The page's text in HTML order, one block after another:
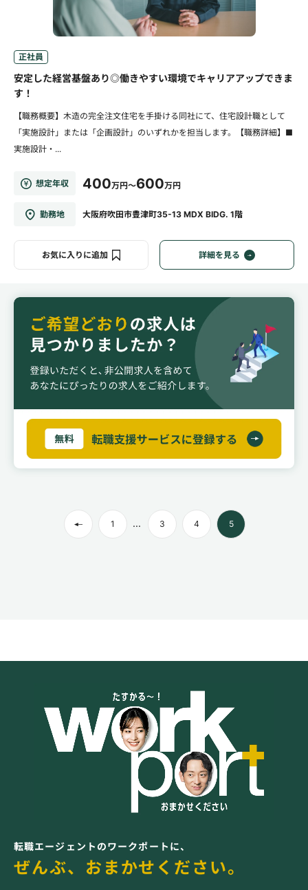
正社員
安定した経営基盤あり◎働きやすい環境でキャリアアップできま
す！
【職務概要】木造の完全注文住宅を手掛ける同社にて、住宅設計職として
「実施設計」または「企画設計」のいずれかを担当します。【職務詳細】■
実施設計・...
想定年収 400万円～600万円
勤務地 大阪府吹田市豊津町35-13 MDX BIDG. 1階
お気に入りに追加 詳細を見る
1 ... 3 4 5
転職エージェントのワークポートに、
ぜんぶ、おまかせください。